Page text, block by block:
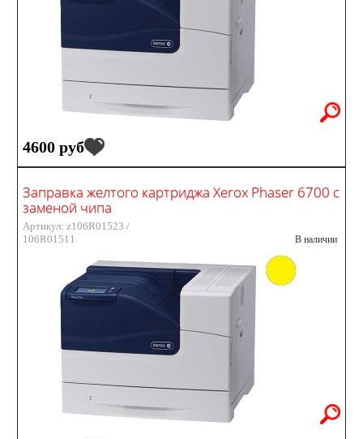
4600 руб
Заправка желтого картриджа Xerox Phaser 6700 с
заменой чипа
Артикул: z106R01523 /
106R01511
В наличии